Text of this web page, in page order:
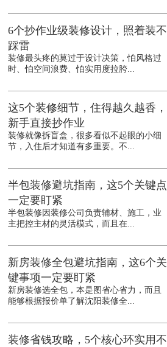
6个抄作业级装修设计，照着装不
踩雷
装修最头疼的莫过于设计决策，怕风格过
时、怕空间浪费、怕实用度拉胯...
这5个装修细节，住得越久越香，
新手直接抄作业
装修就像拆盲盒，很多看似不起眼的小细
节，入住后才知道有多重要。不...
半包装修避坑指南，这5个关键点
一定要盯紧
半包装修因装修公司负责辅材、施工，业
主把控主材的灵活模式，而且在...
新房装修全包避坑指南，这6个关
键事项一定要盯紧
新房装修选全包，本是图省心省力，而且
能够根据报价单了解沈阳装修全...
装修省钱攻略，5个核心环实用不